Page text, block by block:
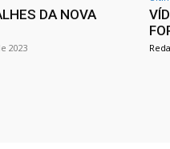
DA NOVA
2023